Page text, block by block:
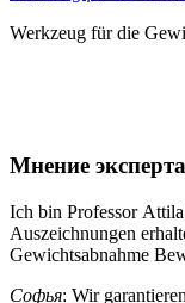
Werkzeug für die
Мнение эксперта
Ich bin Professor
Auszeichnungen
Gewichtsabnahme
Софья: Wir